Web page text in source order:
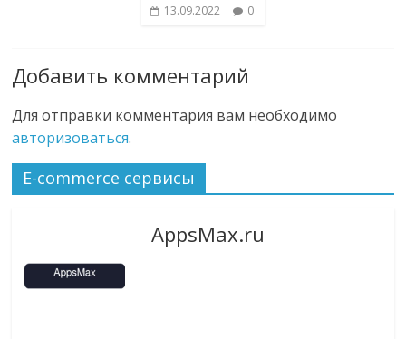
13.09.2022 0
Добавить комментарий
Для отправки комментария вам необходимо
авторизоваться.
E-commerce сервисы
AppsMax.ru